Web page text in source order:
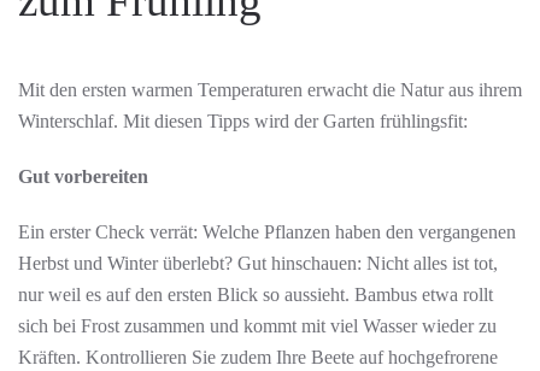
Mit den ersten warmen Temperaturen erwacht die Natur aus ihrem
Winterschlaf. Mit diesen Tipps wird der Garten frühlingsfit:
Gut vorbereiten
Ein erster Check verrät: Welche Pflanzen haben den vergangenen
Herbst und Winter überlebt? Gut hinschauen: Nicht alles ist tot,
nur weil es auf den ersten Blick so aussieht. Bambus etwa rollt
sich bei Frost zusammen und kommt mit viel Wasser wieder zu
Kräften. Kontrollieren Sie zudem Ihre Beete auf hochgefrorene